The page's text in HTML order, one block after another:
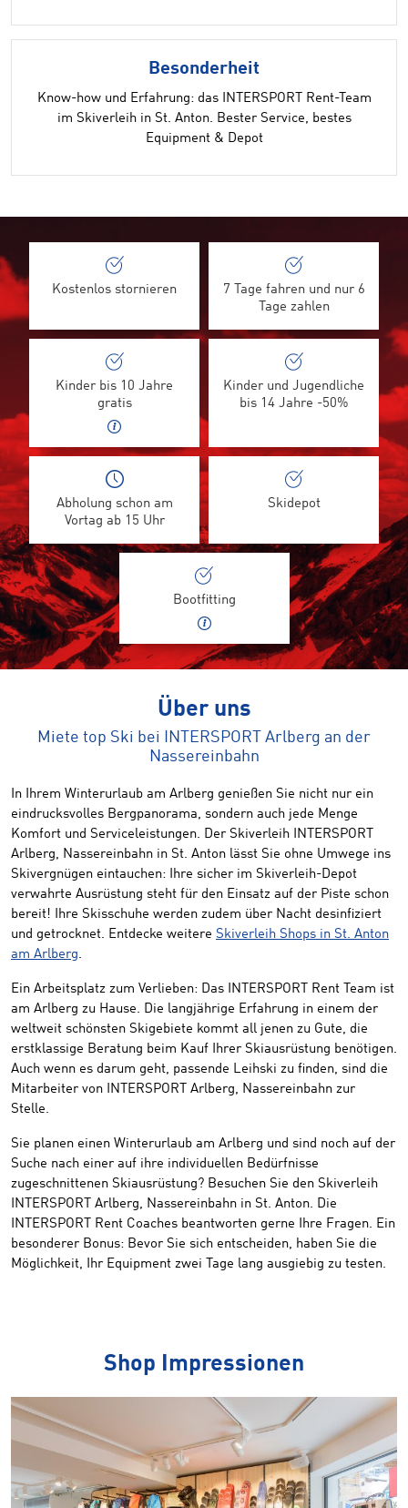
Besonderheit
Know-how und Erfahrung: das INTERSPORT Rent-Team
im Skiverleih in St. Anton. Bester Service, bestes
Equipment & Depot
Kostenlos stornieren
7 Tage fahren und nur 6
Tage zahlen
Kinder bis 10 Jahre
gratis
Kinder und Jugendliche
bis 14 Jahre -50%
Abholung schon am
Vortag ab 15 Uhr
Skidepot
Bootfitting
Über uns
Miete top Ski bei INTERSPORT Arlberg an der
Nassereinbahn
In Ihrem Winterurlaub am Arlberg genießen Sie nicht nur ein
eindrucksvolles Bergpanorama, sondern auch jede Menge
Komfort und Serviceleistungen. Der Skiverleih INTERSPORT
Arlberg, Nassereinbahn in St. Anton lässt Sie ohne Umwege ins
Skivergnügen eintauchen: Ihre sicher im Skiverleih-Depot
verwahrte Ausrüstung steht für den Einsatz auf der Piste schon
bereit! Ihre Skisschuhe werden zudem über Nacht desinfiziert
und getrocknet. Entdecke weitere Skiverleih Shops in St. Anton
am Arlberg.
Ein Arbeitsplatz zum Verlieben: Das INTERSPORT Rent Team ist
am Arlberg zu Hause. Die langjährige Erfahrung in einem der
weltweit schönsten Skigebiete kommt all jenen zu Gute, die
erstklassige Beratung beim Kauf Ihrer Skiausrüstung benötigen.
Auch wenn es darum geht, passende Leihski zu finden, sind die
Mitarbeiter von INTERSPORT Arlberg, Nassereinbahn zur
Stelle.
Sie planen einen Winterurlaub am Arlberg und sind noch auf der
Suche nach einer auf ihre individuellen Bedürfnisse
zugeschnittenen Skiausrüstung? Besuchen Sie den Skiverleih
INTERSPORT Arlberg, Nassereinbahn in St. Anton. Die
INTERSPORT Rent Coaches beantworten gerne Ihre Fragen. Ein
besonderer Bonus: Bevor Sie sich entscheiden, haben Sie die
Möglichkeit, Ihr Equipment zwei Tage lang ausgiebig zu testen.
Shop Impressionen